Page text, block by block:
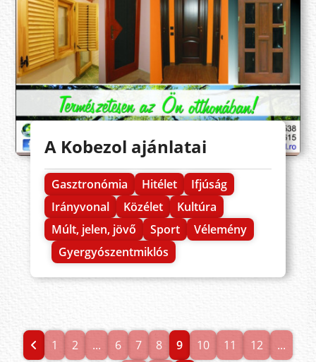
A Kobezol ajánlatai
Gasztronómia Hitélet
Ifjúság
Irányvonal
Közélet
Kultúra
Múlt, jelen, jövő
Sport
Vélemény
Gyergyószentmiklós
1 2 ... 6 7 8 9 10 11 12 ...